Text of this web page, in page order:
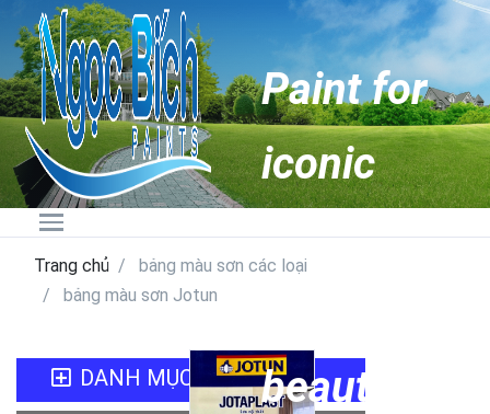
Hotline:
0236.6274888 -
Paint for
iconic
buildings
beautiful
Trang chủ
bảng màu sơn các loại
bảng màu sơn Jotun
DANH MỤC SẢN PHẨM